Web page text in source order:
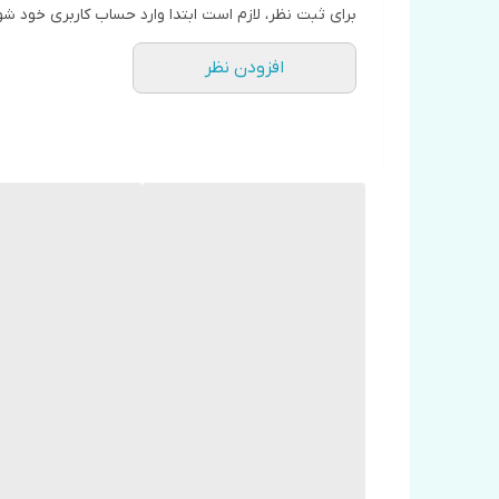
برای ثبت نظر، لازم است ابتدا وارد حساب کاربری خود
افزودن نظر